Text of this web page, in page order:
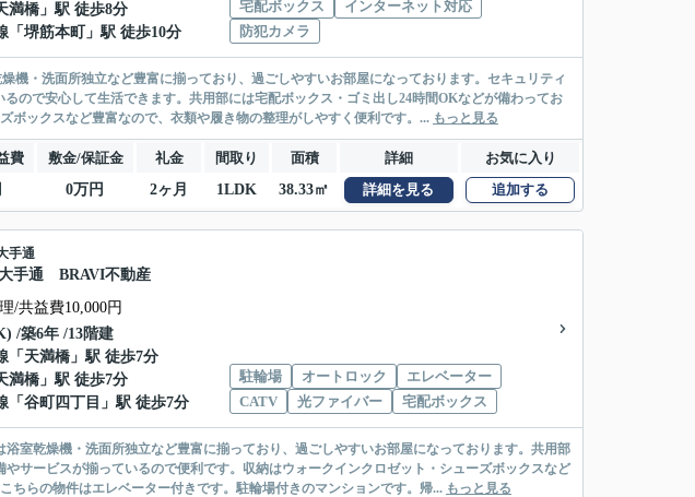
満橋 」駅 徒歩8分
「 堺筋本町 」駅 徒歩10分
宅配ボックス
インターネット対応
防犯カメラ
機・洗面所独立など豊富に揃っており、過ごしやすいお部屋になっております。セキュリティ
ので安心して生活できます。共用部には宅配ボックス・ゴミ出し24時間OKなどが備わってお
ボックスなど豊富なので、衣類や履き物の整理がしやすく便利です。... もっと見る
費 敷金/保証金 礼金 間取り 面積 詳細
お気に入り
0万円 2ヶ月 1LDK 38.33㎡ 詳細を見る 追加する
手通
手通 BRAVI不動産
/共益費10,000円
/築6年 /13階建
「 天満橋 」駅 徒歩7分
満橋 」駅 徒歩7分
「 谷町四丁目 」駅 徒歩7分
駐輪場 オートロック
エレベーター
CATV
光ファイバー 宅配ボックス
室乾燥機・洗面所独立など豊富に揃っており、過ごしやすいお部屋になっております。共用部
サービスが揃っているので便利です。収納はウォークインクロゼット・シューズボックスなど
ちらの物件はエレベーター付きです。駐輪場付きのマンションです。帰... もっと見る